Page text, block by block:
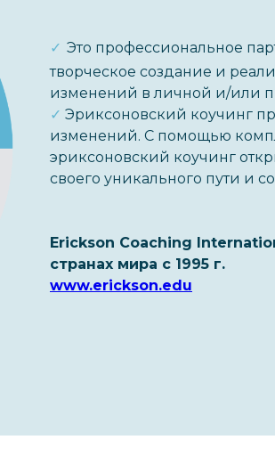
✓ Это профессиональное
творческое создание и
изменений в личной и/или
✓ Эриксоновский коучинг
изменений. С помощью
эриксоновский коучинг
своего уникального пути и
Erickson Coaching
странах мира с 1995 г.
www.erickson.edu